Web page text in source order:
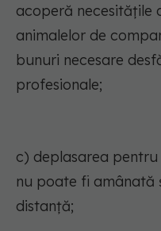
acoperă necesitățile
animalelor de
bunuri necesare
profesionale;
c) deplasarea
nu poate fi amânată
distanță;